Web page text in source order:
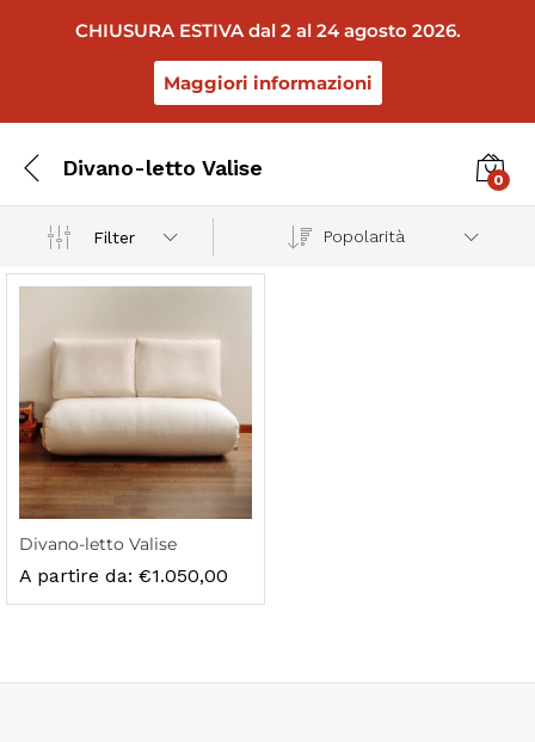
CHIUSURA ESTIVA dal 2 al 24 agosto 2026.
Maggiori informazioni
Divano-letto Valise
0
Filter Popolarità
Divano-letto Valise
A partire da: €1.050,00